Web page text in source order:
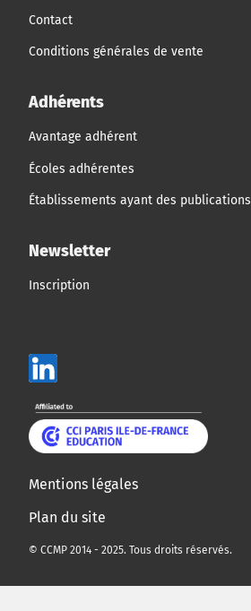
Contact
Conditions générales de vente
Adhérents
Avantage adhérent
Écoles adhérentes
Établissements ayant des publications
Newsletter
Inscription
Mentions légales
Plan du site
© CCMP 2014 - 2025. Tous droits réservés.